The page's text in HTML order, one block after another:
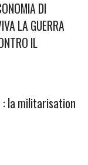
DI
LA GUERRA
IL
: la militarisation